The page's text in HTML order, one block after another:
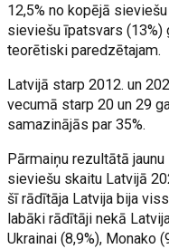
12,5% no kopējā
sieviešu īpatsvars
teorētiski paredzētajam.
Latvijā starp 2012. un
vecumā starp 20 un 29
samazinājās par 35%.
Pārmaiņu rezultātā
sieviešu skaitu Latvijā
šī rādītāja Latvija bija
labāki rādītāji nekā
Ukrainai (8,9%), Monako